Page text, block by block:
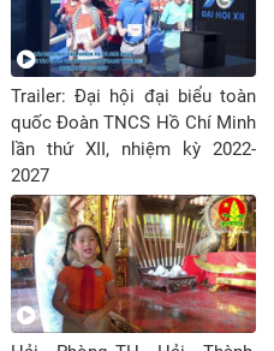
Trailer: Đại hội đại biểu toàn
quốc Đoàn TNCS Hồ Chí Minh
lần thứ XII, nhiệm kỳ 2022-
2027